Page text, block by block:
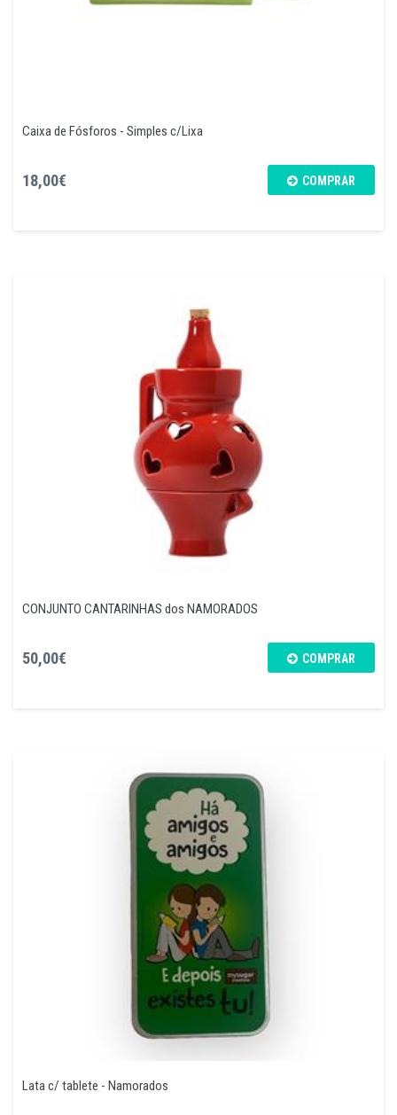
Caixa de Fósforos - Simples c/Lixa
18,00€ COMPRAR
CONJUNTO CANTARINHAS dos NAMORADOS
50,00€ COMPRAR
Lata c/ tablete - Namorados